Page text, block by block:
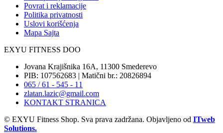
Povrat i reklamacije
Politika privatnosti
Uslovi korišćenja
Mapa Sajta
EXYU FITNESS DOO
Jovana Krajišnika 16A, 11300 Smederevo
PIB: 107562683 | Matični br.: 20826894
065 / 61 - 545 - 11
zlatan.lazic@gmail.com
KONTAKT STRANICA
© EXYU Fitness Shop. Sva prava zadržana. Objavljeno od ITweb
Solutions.